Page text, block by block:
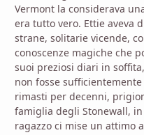
Vermont la considerava
era tutto vero. Ettie aveva
strane, solitarie vicende,
conoscenze magiche che
suoi preziosi diari in
non fosse
rimasti per decenni,
famiglia degli Stonewall,
ragazzo ci mise un attimo